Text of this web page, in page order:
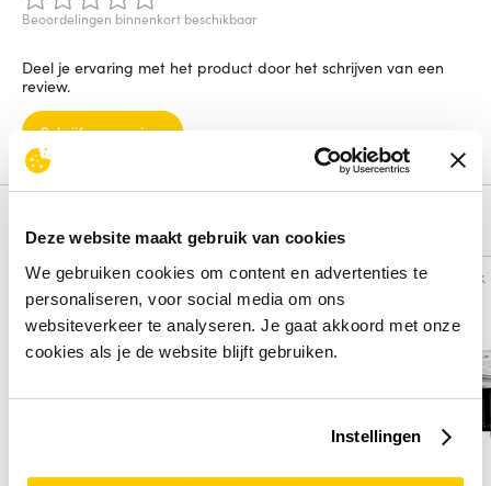
Deze website maakt gebruik van cookies
We gebruiken cookies om content en advertenties te
personaliseren, voor social media om ons
websiteverkeer te analyseren. Je gaat akkoord met onze
cookies als je de website blijft gebruiken.
Instellingen
Beoordelingen binnenkort beschikbaar
Deel je ervaring met het product door het schrijven van een
review.
Schrijf een review
Alternatieven
Vergelijk Vergelijk